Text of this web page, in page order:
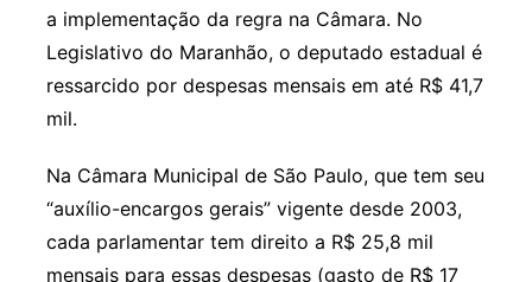
a implementação da regra na Câmara. No
Legislativo do Maranhão, o deputado estadual é
ressarcido por despesas mensais em até R$ 41,7
mil.
Na Câmara Municipal de São Paulo, que tem seu
“auxílio-encargos gerais” vigente desde 2003,
cada parlamentar tem direito a R$ 25,8 mil
mensais para essas despesas (gasto de R$ 17